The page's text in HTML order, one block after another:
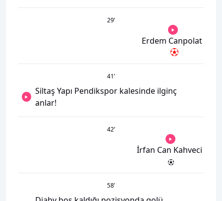
29’
Erdem Canpolat
41’
Siltaş Yapı Pendikspor kalesinde ilginç
anlar!
42’
İrfan Can Kahveci
58’